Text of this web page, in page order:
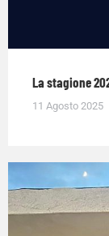
La stagione
11 Agosto 2025